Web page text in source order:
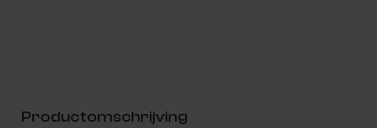
Productomschrijving